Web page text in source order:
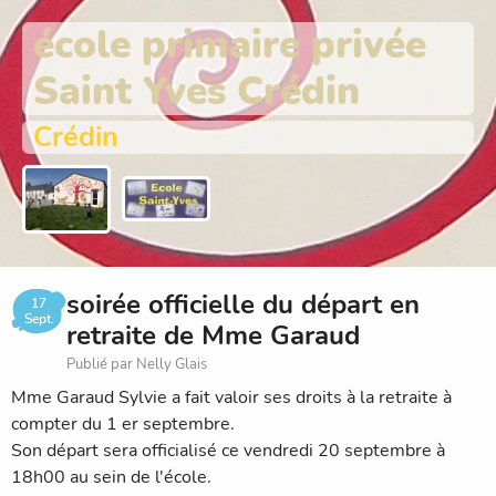
école primaire privée
Saint Yves Crédin
Crédin
17
Sept.
soirée officielle du départ en
retraite de Mme Garaud
Publié par Nelly Glais
Mme Garaud Sylvie a fait valoir ses droits à la retraite à
compter du 1 er septembre.
Son départ sera officialisé ce vendredi 20 septembre à
18h00 au sein de l'école.